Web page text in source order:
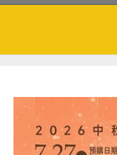
明選擇營養食品
報名＃＃
淑禮老師多年食品
主照顧能力，共同